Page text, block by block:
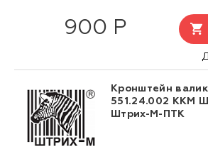
900 Р
Кронштейн
551.24.002 ККМ
Штрих-М-ПТК